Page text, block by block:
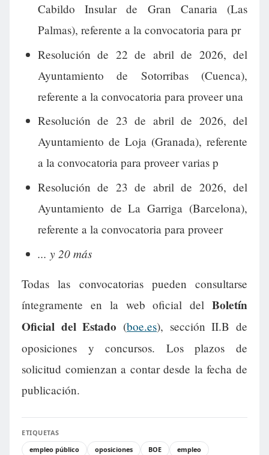
Cabildo Insular de Gran Canaria (Las
Palmas), referente a la convocatoria para pr
Resolución de 22 de abril de 2026, del
Ayuntamiento de Sotorribas (Cuenca),
referente a la convocatoria para proveer una
Resolución de 23 de abril de 2026, del
Ayuntamiento de Loja (Granada), referente
a la convocatoria para proveer varias p
Resolución de 23 de abril de 2026, del
Ayuntamiento de La Garriga (Barcelona),
referente a la convocatoria para proveer
... y 20 más
Todas las convocatorias pueden consultarse
íntegramente en la web oficial del Boletín
Oficial del Estado (boe.es), sección II.B de
oposiciones y concursos. Los plazos de
solicitud comienzan a contar desde la fecha de
publicación.
ETIQUETAS
empleo público
oposiciones BOE
empleo